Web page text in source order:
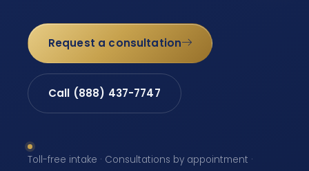
Request a consultation
Call (888) 437-7747
Toll-free intake · Consultations by appointment ·